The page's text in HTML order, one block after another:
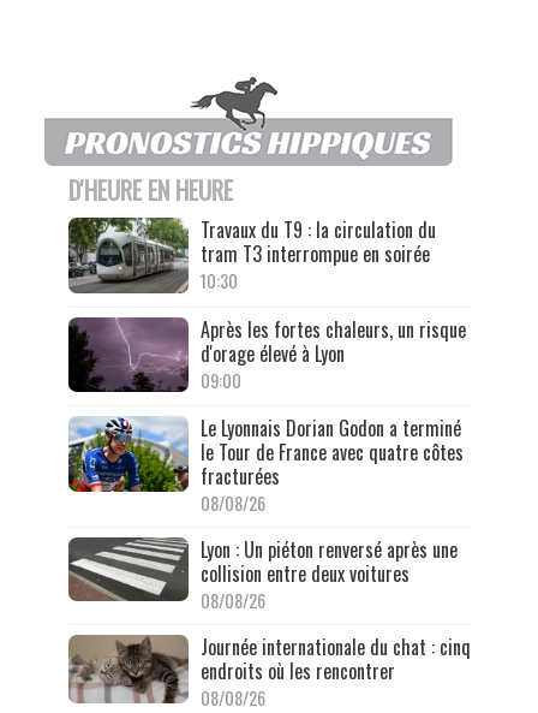
D'HEURE EN HEURE
Travaux du T9 : la circulation du
tram T3 interrompue en soirée
10:30
Après les fortes chaleurs, un risque
d'orage élevé à Lyon
09:00
Le Lyonnais Dorian Godon a terminé
le Tour de France avec quatre côtes
fracturées
08/08/26
Lyon : Un piéton renversé après une
collision entre deux voitures
08/08/26
Journée internationale du chat : cinq
endroits où les rencontrer
08/08/26